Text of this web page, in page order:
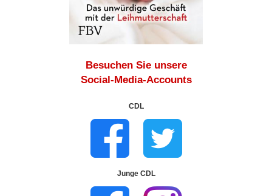
Besuchen Sie unsere
Social-Media-Accounts
CDL
Junge CDL